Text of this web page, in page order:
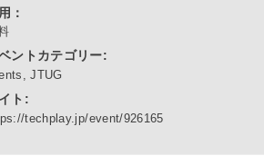
：
ントカテゴリー:
,JTUG
ト:
techplay.jp/event/926165